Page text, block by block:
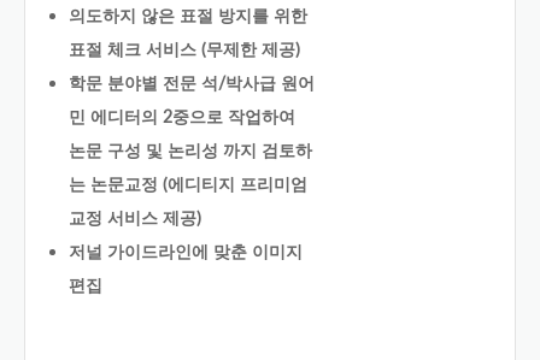
의도하지 않은 표절 방지를 위한
표절 체크 서비스 (무제한 제공)
학문 분야별 전문 석/박사급 원어
민 에디터의 2중으로 작업하여
논문 구성 및 논리성 까지 검토하
는 논문교정 (에디티지 프리미엄
교정 서비스 제공)
저널 가이드라인에 맞춘 이미지
편집